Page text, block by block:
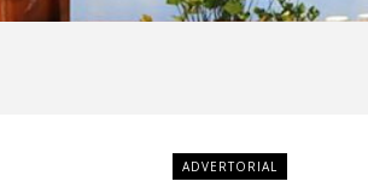
ADVERTORIAL